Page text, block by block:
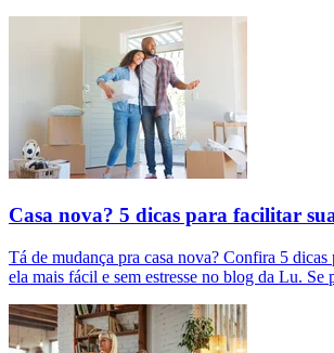
Casa nova? 5 dicas para facilitar
Tá de mudança pra casa nova? Confira 5 dicas
ela mais fácil e sem estresse no blog da Lu. Se